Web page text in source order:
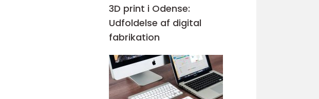
3D print i Odense:
Udfoldelse af digital
fabrikation